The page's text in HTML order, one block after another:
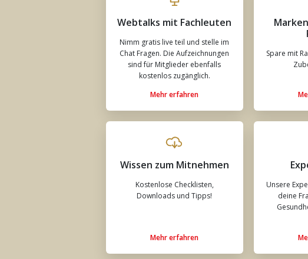
Webtalks mit Fachleuten
Nimm gratis live teil und stelle im
Chat Fragen. Die Aufzeichnungen
sind für Mitglieder ebenfalls
kostenlos zugänglich.
Mehr erfahren
Spare mit
Wissen zum Mitnehmen
Kostenlose Checklisten,
Downloads und Tipps!
Mehr erfahren
Unsere
deine